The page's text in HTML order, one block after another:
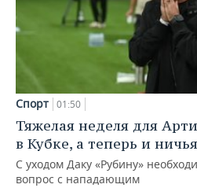
Спорт 01:50
Тяжелая неделя для
в Кубке, а теперь и
С уходом Даку «Рубину»
вопрос с нападающим